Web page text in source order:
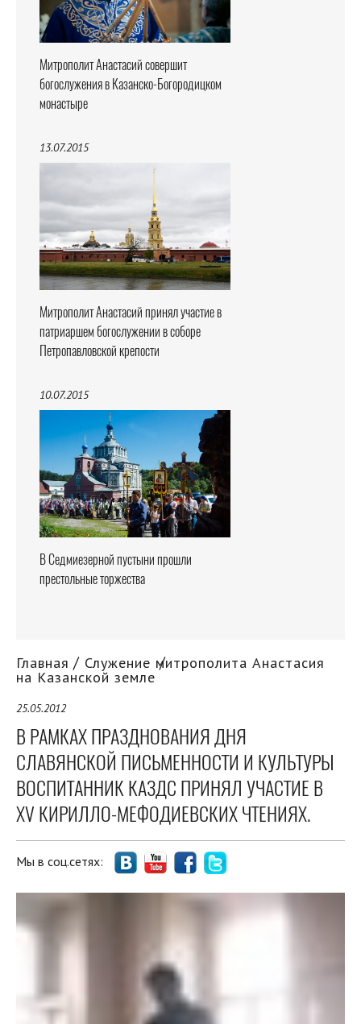
Митрополит Анастасий совершит
богослужения в Казанско-Богородицком
монастыре
13.07.2015
Митрополит Анастасий принял участие в
патриаршем богослужении в соборе
Петропавловской крепости
10.07.2015
В Седмиезерной пустыни прошли
престольные торжества
Главная Служение митрополита Анастасия
на Казанской земле
25.05.2012
В РАМКАХ ПРАЗДНОВАНИЯ ДНЯ
СЛАВЯНСКОЙ ПИСЬМЕННОСТИ И КУЛЬТУРЫ
ВОСПИТАННИК КАЗДС ПРИНЯЛ УЧАСТИЕ В
XV КИРИЛЛО-МЕФОДИЕВСКИХ ЧТЕНИЯХ.
Мы в соц.сетях: